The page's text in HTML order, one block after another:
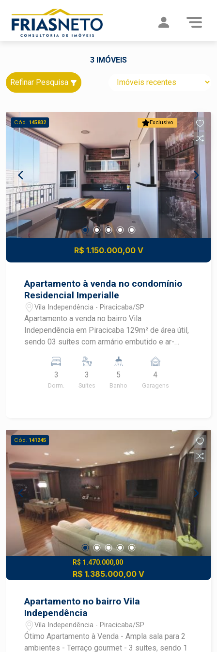
3 IMÓVEIS
Refinar Pesquisa
Exclusivo
Cód. 145832
R$ 1.150.000,00 V
Apartamento à venda no condomínio
Residencial Imperialle
Vila Independência - Piracicaba/SP
Apartamento a venda no bairro Vila
Independência em Piracicaba 129m² de área útil,
sendo 03 suítes com armário embutido e ar-
varanda gourmet com fechamento de vidro.
Cozinha planejada, lavanderia com armário
embutido, banheiro de serviço. Este apartamento
visita!
3
Dorm.
3
Suítes
5
Banho
4
Garagens
Cód. 141245
R$ 1.470.000,00
R$ 1.385.000,00 V
Apartamento no bairro Vila
Independência
Vila Independência - Piracicaba/SP
Ótimo Apartamento à Venda - Ampla sala para 2
ambientes - Terraço gourmet - 3 suítes, sendo 1